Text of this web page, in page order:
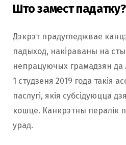
Што замест падатку?
Дэкрэт прадугледжвае
падыход, накіраваны на
непрацуючых грамадзян да
1 студзеня 2019 года такія
паслугі, якія субсідуюцца
кошце. Канкрэтны пералік
урад.